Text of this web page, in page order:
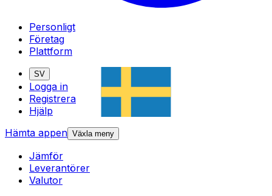
Personligt
Företag
Plattform
SV
Logga in
Registrera
Hjälp
Hämta appen Växla meny
Jämför
Leverantörer
Valutor